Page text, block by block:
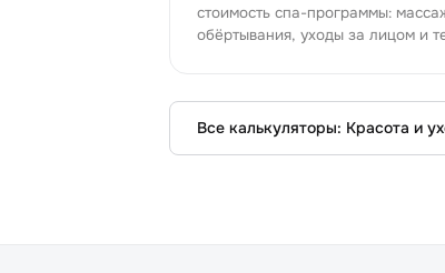
стоимость спа-программы:
обёртывания, уходы за лицом и
Все калькуляторы: Красота и